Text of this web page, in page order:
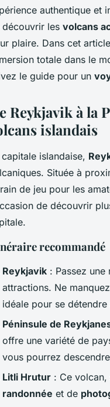
authentique et
découvrir les volcans
plaire. Dans cet
totale dans le
le guide pour un
Reykjavik à la
islandais
capitale islandaise,
Située à
de jeu pour les
de découvrir
recommandé
Reykjavik : Passez
attractions. Ne
idéale pour se
Péninsule de
offre une variété de
vous pourrez
Litli Hrutur : Ce
randonnée et de